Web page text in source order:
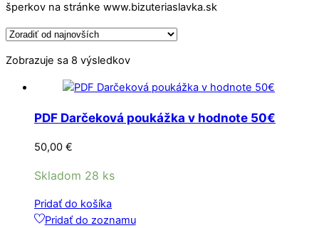
šperkov na stránke www.bizuteriaslavka.sk
Zobrazuje sa 8 výsledkov
najnovších
PDF Darčeková poukážka v hodnote 50€
50,00 €
Skladom 28 ks
Pridať do košíka
Pridať do zoznamu